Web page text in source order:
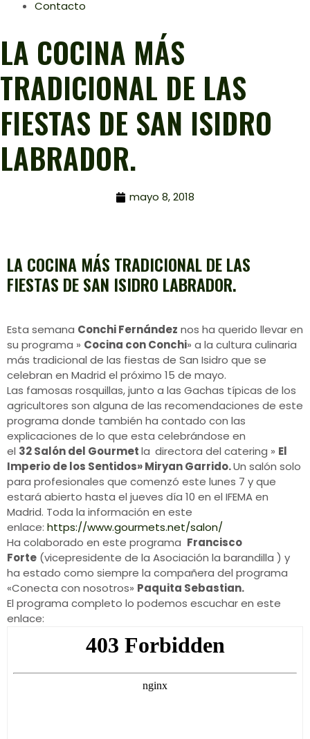
Contacto
LA COCINA MÁS
TRADICIONAL DE LAS
FIESTAS DE SAN ISIDRO
LABRADOR.
mayo 8, 2018
LA COCINA MÁS TRADICIONAL DE LAS
FIESTAS DE SAN ISIDRO LABRADOR.
Esta semana Conchi Fernández nos ha querido llevar en
su programa » Cocina con Conchi» a la cultura culinaria
más tradicional de las fiestas de San Isidro que se
celebran en Madrid el próximo 15 de mayo.
Las famosas rosquillas, junto a las Gachas típicas de los
agricultores son alguna de las recomendaciones de este
programa donde también ha contado con las
explicaciones de lo que esta celebrándose en
el 32 Salón del Gourmetla directora del catering » El
Imperio de los Sentidos» Miryan Garrido.Un salón solo
para profesionales que comenzó este lunes 7 y que
estará abierto hasta el jueves día 10 en el IFEMA en
Madrid. Toda la información en este
enlace: https://www.gourmets.net/salon/
Ha colaborado en este programa Francisco
Forte (vicepresidente de la Asociación la barandilla ) y
ha estado como siempre la compañera del programa
«Conecta con nosotros» Paquita Sebastian.
El programa completo lo podemos escuchar en este
enlace: